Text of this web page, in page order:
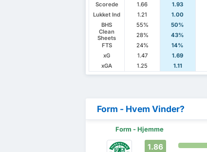
Scorede
1.66 1.93
Lukket Ind
1.21 1.00
BHS
55% 50%
Clean
Sheets
28% 43%
FTS
24% 14%
xG
1.47 1.69
xGA
1.25 1.11
Form - Hvem Vinder?
Form - Hjemme
1.86